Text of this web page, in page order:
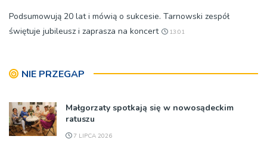
Podsumowują 20 lat i mówią o sukcesie. Tarnowski zespół
świętuje jubileusz i zaprasza na koncert
13:01
NIE PRZEGAP
Małgorzaty spotkają się w nowosądeckim
ratuszu
7 LIPCA 2026